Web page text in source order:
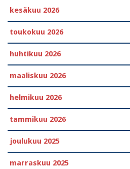
kesäkuu 2026
toukokuu 2026
huhtikuu 2026
maaliskuu 2026
helmikuu 2026
tammikuu 2026
joulukuu 2025
marraskuu 2025